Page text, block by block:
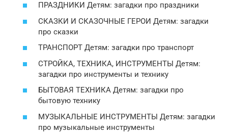
ПРАЗДНИКИ Детям: загадки про праздники
СКАЗКИ И СКАЗОЧНЫЕ ГЕРОИ Детям: загадки
про сказки
ТРАНСПОРТ Детям: загадки про транспорт
СТРОЙКА, ТЕХНИКА, ИНСТРУМЕНТЫ Детям:
загадки про инструменты и технику
БЫТОВАЯ ТЕХНИКА Детям: загадки про
бытовую технику
МУЗЫКАЛЬНЫЕ ИНСТРУМЕНТЫ Детям: загадки
про музыкальные инструменты